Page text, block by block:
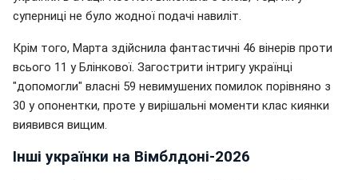
суперниці не було жодної подачі навиліт.
Крім того, Марта здійснила фантастичні 46 вінерів проти
всього 11 у Блінкової. Загострити інтригу українці
"допомогли" власні 59 невимушених помилок порівняно з
30 у опонентки, проте у вирішальні моменти клас киянки
виявився вищим.
Інші українки на Вімблдоні-2026